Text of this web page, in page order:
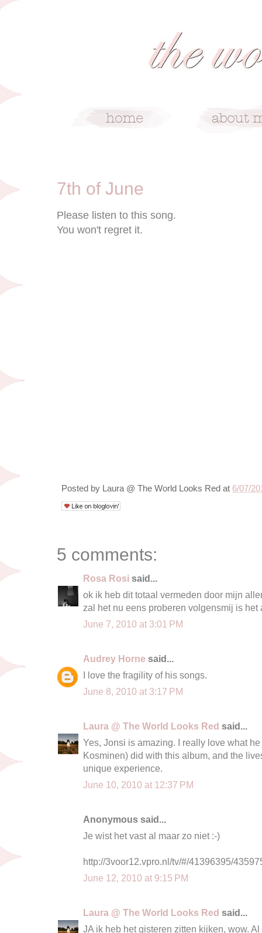
7th of June
Please listen to this song.
You won't regret it.
Posted by Laura @ The World Looks Red at 6/07/
5 comments:
Rosa Rosi said...
ok ik heb dit totaal vermeden door mijn
zal het nu eens proberen volgensmij is het
June 7, 2010 at 3:01 PM
Audrey Horne said...
I love the fragility of his songs.
June 8, 2010 at 3:17 PM
Laura @ The World Looks Red said...
Yes, Jonsi is amazing. I really love what
Kosminen) did with this album, and the
unique experience.
June 10, 2010 at 12:37 PM
Anonymous said...
Je wist het vast al maar zo niet :-)
http://3voor12.vpro.nl/tv/#/41396395/
June 12, 2010 at 9:15 PM
Laura @ The World Looks Red said...
JA ik heb het gisteren zitten kijken, wow.